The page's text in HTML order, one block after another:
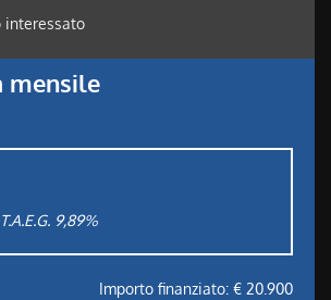
interessato
mensile
9,89%
Importo finanziato: € 20.900